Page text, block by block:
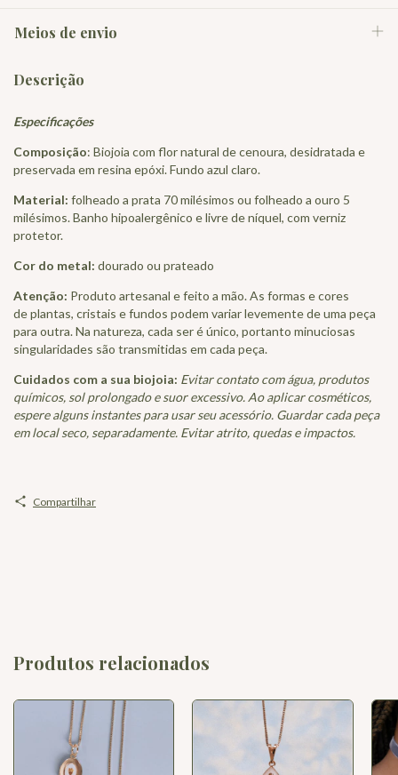
Meios de envio
Descrição
Especificações
Composição: Biojoia com flor natural de cenoura, desidratada e
preservada em resina epóxi. Fundo azul claro.
Material: folheado a prata 70 milésimos ou folheado a ouro 5
milésimos. Banho hipoalergênico e livre de níquel, com verniz
protetor.
Cor do metal: dourado ou prateado
Atenção: Produto artesanal e feito a mão. As formas e cores
de plantas, cristais e fundos podem variar levemente de uma peça
para outra. Na natureza, cada ser é único, portanto minuciosas
singularidades são transmitidas em cada peça.
Cuidados com a sua biojoia: Evitar contato com água, produtos
químicos, sol prolongado e suor excessivo. Ao aplicar cosméticos,
espere alguns instantes para usar seu acessório. Guardar cada peça
em local seco, separadamente. Evitar atrito, quedas e impactos.
Compartilhar
Produtos relacionados